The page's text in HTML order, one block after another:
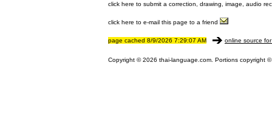
click here to submit a correction, drawing, image, audio
click here to e-mail this page to a friend
page cached 8/9/2026 7:29:07 AM online source
Copyright © 2026 thai-language.com. Portions copyright